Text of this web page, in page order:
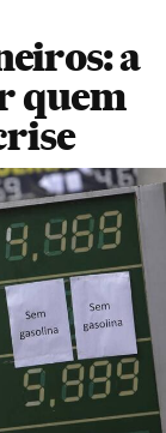
a
quem